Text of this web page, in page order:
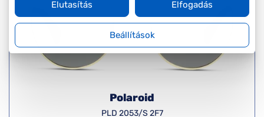
Polaroid
PLD 2053/S 2F7
Beállítások
Elutasítás Elfogadás